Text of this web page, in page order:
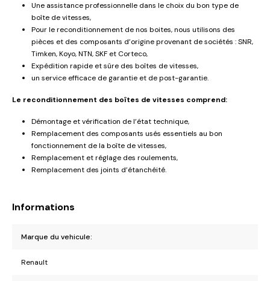
Une assistance professionnelle dans le choix du bon type de
boîte de vitesses,
Pour le reconditionnement de nos boites, nous utilisons des
pièces et des composants d’origine provenant de sociétés : SNR,
Timken, Koyo, NTN, SKF et Corteco,
Expédition rapide et sûre des boîtes de vitesses,
un service efficace de garantie et de post-garantie.
Le reconditionnement des boîtes de vitesses comprend:
Démontage et vérification de l’état technique,
Remplacement des composants usés essentiels au bon
fonctionnement de la boîte de vitesses,
Remplacement et réglage des roulements,
Remplacement des joints d’étanchéité.
Informations
Marque du vehicule:
Renault